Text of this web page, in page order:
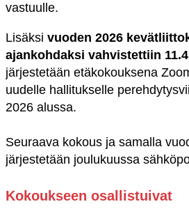
vastuulle.
Lisäksi vuoden 2026
ajankohdaksi vahvistettiin
järjestetään etäkokouksena
uudelle hallitukselle
2026 alussa.
Seuraava kokous ja samalla
järjestetään joulukuussa
Kokoukseen osallistuivat